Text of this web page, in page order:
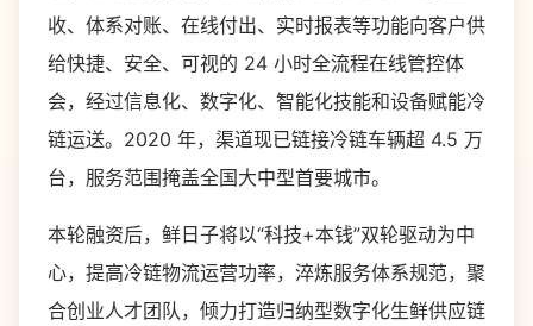
收、体系对账、在线付出、实时报表等功能向客户供
给快捷、安全、可视的 24 小时全流程在线管控体
会，经过信息化、数字化、智能化技能和设备赋能冷
链运送。2020 年，渠道现已链接冷链车辆超 4.5 万
台，服务范围掩盖全国大中型首要城市。
本轮融资后，鲜日子将以“科技+本钱”双轮驱动为中
心，提高冷链物流运营功率，淬炼服务体系规范，聚
合创业人才团队，倾力打造归纳型数字化生鲜供应链